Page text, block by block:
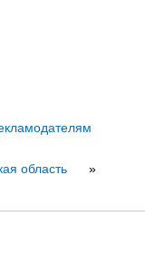
область
»